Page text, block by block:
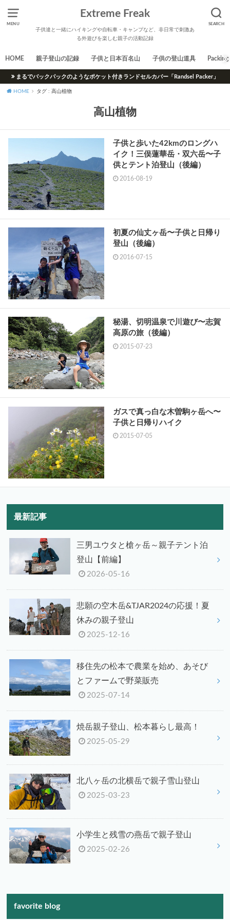
MENU SEARCH
Extreme Freak
子供達と一緒にハイキングや自転車・キャンプなど、非日常で刺激あ
る外遊びを楽しむ親子の活動記録
HOME 親子登山の記録 子供と日本百名山 子供の登山道具 Packing
まるでバックパックのようなポケット付きランドセルカバー「Randsel Packer」
HOME タグ : 高山植物
高山植物
子供と歩いた42kmのロングハ
イク！三俣蓮華岳・双六岳〜子
供とテント泊登山（後編）
2016-08-19
初夏の仙丈ヶ岳〜子供と日帰り
登山（後編）
2016-07-15
秘湯、切明温泉で川遊び〜志賀
高原の旅（後編）
2015-07-23
ガスで真っ白な木曽駒ヶ岳へ〜
子供と日帰りハイク
2015-07-05
最新記事
三男ユウタと槍ヶ岳～親子テント泊
登山【前編】
2026-05-16
悲願の空木岳&TJAR2024の応援！夏
休みの親子登山
2025-12-16
移住先の松本で農業を始め、あそび
とファームで野菜販売
2025-07-14
焼岳親子登山、松本暮らし最高！
2025-05-29
北八ヶ岳の北横岳で親子雪山登山
2025-03-23
小学生と残雪の燕岳で親子登山
2025-02-26
favorite blog